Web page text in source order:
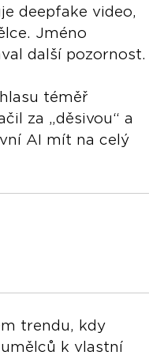
deepfake video,
Jméno
další pozornost.
téměř
za „děsivou“ a
AI mít na celý
trendu, kdy
k vlastní